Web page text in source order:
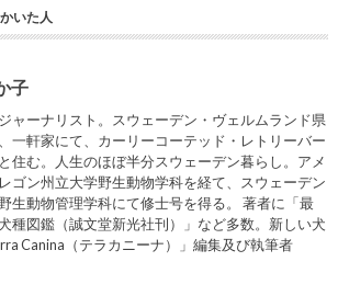
いた人
子
ャーナリスト。スウェーデン・ヴェルムランド県
一軒家にて、カーリーコーテッド・レトリーバー
住む。人生のほぼ半分スウェーデン暮らし。アメ
ゴン州立大学野生動物学科を経て、スウェーデン
生動物管理学科にて修士号を得る。 著者に「最
種図鑑（誠文堂新光社刊）」など多数。新しい犬
Canina（テラカニーナ）」編集及び執筆者